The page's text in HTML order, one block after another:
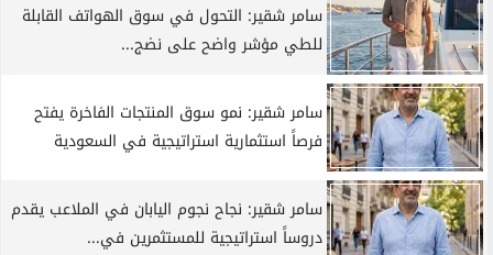
سامر شقير: التحول في سوق الهواتف القابلة
للطي مؤشر واضح على نضج...
سامر شقير: نمو سوق المنتجات الفاخرة يفتح
فرصاً استثمارية استراتيجية في السعودية
سامر شقير: نجاح نجوم اليابان في الملاعب يقدم
دروساً استراتيجية للمستثمرين في...